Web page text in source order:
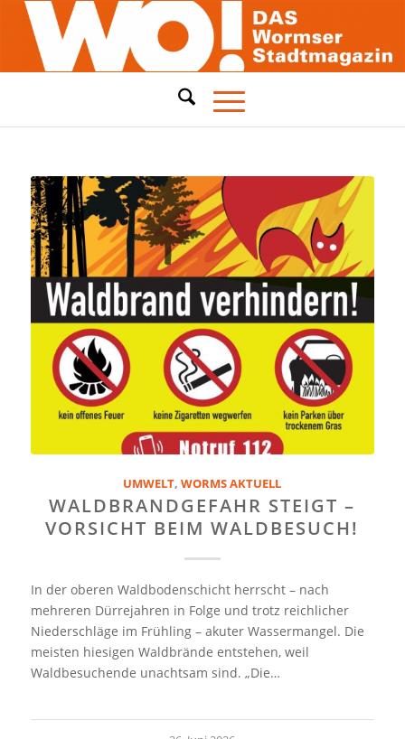
UMWELT,WORMS AKTUELL
WALDBRANDGEFAHR STEIGT –
VORSICHT BEIM WALDBESUCH!
In der oberen Waldbodenschicht herrscht – nach
mehreren Dürrejahren in Folge und trotz reichlicher
Niederschläge im Frühling – akuter Wassermangel. Die
meisten hiesigen Waldbrände entstehen, weil
Waldbesuchende unachtsam sind. „Die…